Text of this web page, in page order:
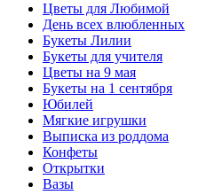
Цветы для Любимой
День всех влюбленных
Букеты Лилии
Букеты для учителя
Цветы на 9 мая
Букеты на 1 сентября
Юбилей
Мягкие игрушки
Выписка из роддома
Конфеты
Открытки
Вазы